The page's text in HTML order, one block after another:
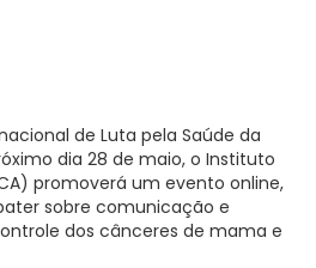
de Luta pela Saúde da
dia 28 de maio, o Instituto
promoverá um evento online,
sobre comunicação e
dos cânceres de mama e